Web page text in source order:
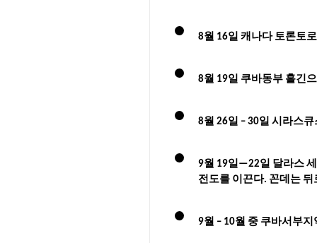
8월 16일 캐나다 토론토
8월 19일 쿠바동부 홀긴
8월 26일 – 30일 시라스
9월 19일—22일 달라스
전도를 이끈다. 꼰데는
9월 – 10월 중 쿠바서부